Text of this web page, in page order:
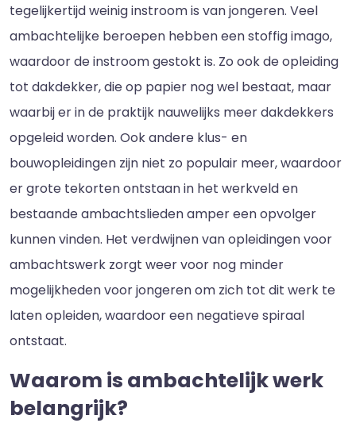
tegelijkertijd weinig instroom is van jongeren. Veel
ambachtelijke beroepen hebben een stoffig imago,
waardoor de instroom gestokt is. Zo ook de opleiding
tot dakdekker, die op papier nog wel bestaat, maar
waarbij er in de praktijk nauwelijks meer dakdekkers
opgeleid worden. Ook andere klus- en
bouwopleidingen zijn niet zo populair meer, waardoor
er grote tekorten ontstaan in het werkveld en
bestaande ambachtslieden amper een opvolger
kunnen vinden. Het verdwijnen van opleidingen voor
ambachtswerk zorgt weer voor nog minder
mogelijkheden voor jongeren om zich tot dit werk te
laten opleiden, waardoor een negatieve spiraal
ontstaat.
Waarom is ambachtelijk werk
belangrijk?